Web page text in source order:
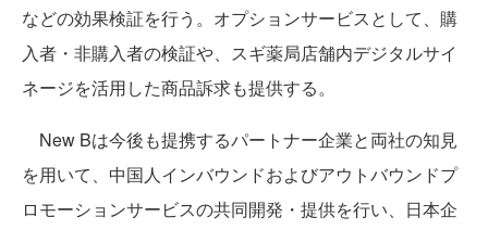
などの効果検証を行う。オプションサービスとして、購
入者・非購入者の検証や、スギ薬局店舗内デジタルサイ
ネージを活用した商品訴求も提供する。
New Bは今後も提携するパートナー企業と両社の知見
を用いて、中国人インバウンドおよびアウトバウンドプ
ロモーションサービスの共同開発・提供を行い、日本企